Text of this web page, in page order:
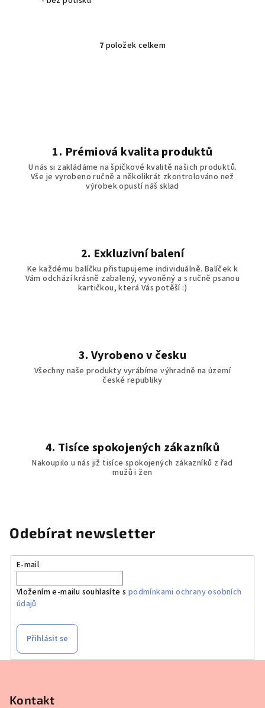
O
í
p
r
v
p
i
s
7 položek celkem
1. Prémiová kvalita produktů
U nás si zakládáme na špičkové kvalitě našich produktů.
Vše je vyrobeno ručně a několikrát zkontrolováno než
výrobek opustí náš sklad
2. Exkluzivní balení
Ke každému balíčku přistupujeme individuálně. Balíček k
Vám odchází krásně zabalený, vyvoněný a s ručně psanou
kartičkou, která Vás potěší :)
3. Vyrobeno v česku
Všechny naše produkty vyrábíme výhradně na území
české republiky
4. Tisíce spokojených zákazníků
Nakoupilo u nás již tisíce spokojených zákazníků z řad
mužů i žen
Odebírat newsletter
E-mail
Vložením e-mailu souhlasíte s podmínkami ochrany osobních
údajů
Přihlásit se
Kontakt